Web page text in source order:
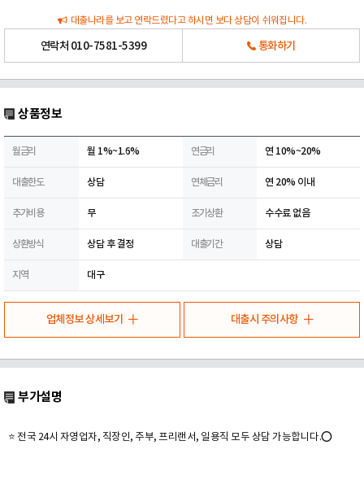
대출나라를 보고 연락드렸다고 하시면 보다 상담이 쉬워집니다.
연락처 010-7581-5399 통화하기
상품정보
월금리 월 1%~1.6% 연금리 연 10%~20%
대출한도 상담 연체금리 연 20% 이내
추가비용 무 조기상환 수수료 없음
상환방식 상담 후 결정 대출기간 상담
지역 대구
업체정보 상세보기 대출시 주의사항
부가설명
⭐ 전국 24시 자영업자, 직장인, 주부, 프리랜서, 일용직 모두 상담 가능합니다.⭕